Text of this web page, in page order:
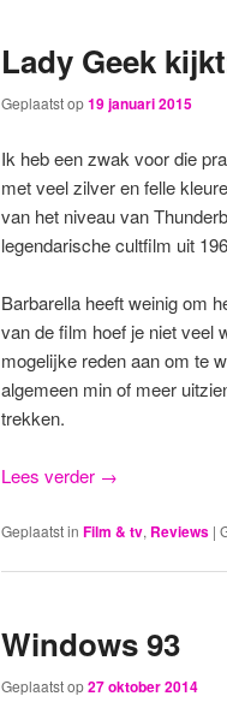
Lady Geek
Geplaatst op19 januari 2015
Ik heb een zwak voor die
met veel zilver en felle
van het niveau van
legendarische cultfilm uit
Barbarella heeft weinig om
van de film hoef je niet veel
mogelijke reden aan om te
algemeen min of meer
trekken.
Lees verder →
Geplaatst in Film & tv, Reviews |
Windows 93
Geplaatst op27 oktober 2014